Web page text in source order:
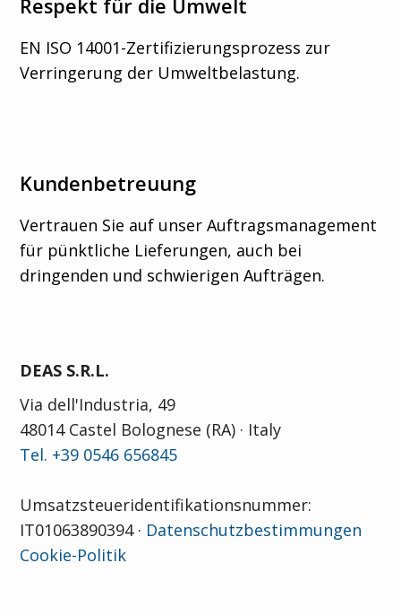
Respekt für die Umwelt
EN ISO 14001-Zertifizierungsprozess zur
Verringerung der Umweltbelastung.
Kundenbetreuung
Vertrauen Sie auf unser Auftragsmanagement
für pünktliche Lieferungen, auch bei
dringenden und schwierigen Aufträgen.
DEAS S.R.L.
Via dell'Industria, 49
48014 Castel Bolognese (RA) · Italy
Tel. +39 0546 656845
Umsatzsteueridentifikationsnummer:
IT01063890394 · Datenschutzbestimmungen
Cookie-Politik